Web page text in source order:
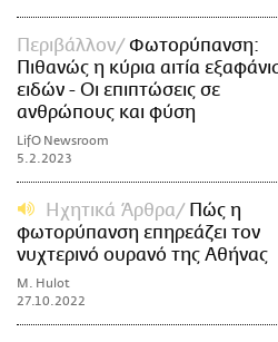
Περιβάλλον
Φωτορύπανση:
Πιθανώς η κύρια αιτία
ειδών - Οι επιπτώσεις σε
ανθρώπους και φύση
LifO Newsroom
5.2.2023
Ηχητικά Άρθρα
Πώς η
φωτορύπανση επηρεάζει τον
νυχτερινό ουρανό της Αθήνας
M. Hulot
27.10.2022